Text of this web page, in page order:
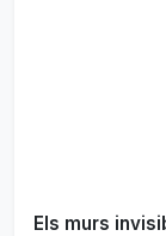
Els murs